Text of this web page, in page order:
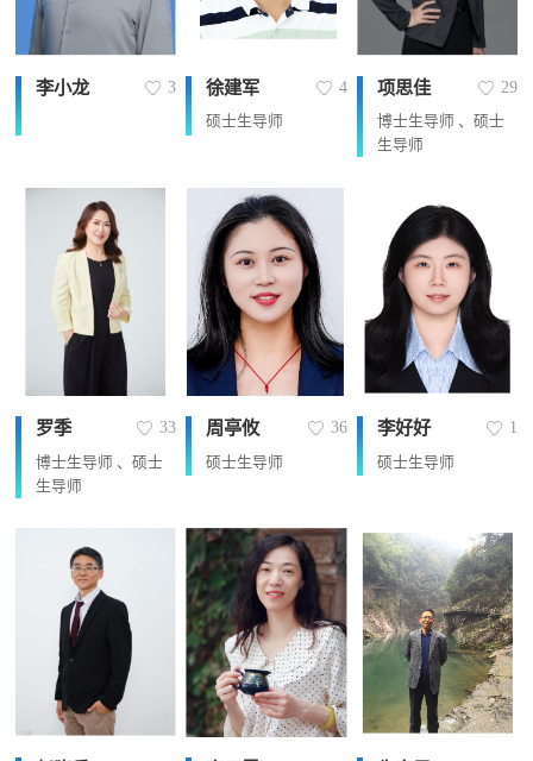
李小龙 3 徐建军 4
硕士生导师
项思佳 29
博士生导师 、硕士
生导师
罗季 33
博士生导师 、硕士
生导师
周亭攸 36
硕士生导师
李好好 1
硕士生导师